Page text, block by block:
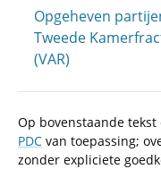
Opgeheven
Tweede
(VAR)
Op bovenstaande tekst
PDC van toepassing;
zonder expliciete